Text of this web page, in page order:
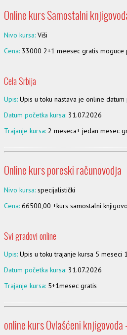
Online kurs Samostalni
Nivo kursa: Viši
Cena: 33000 2+1 meesec gratis moguce
Cela Srbija
Upis: Upis u toku nastava je online
Datum početka kursa: 31.07.2026
Trajanje kursa: 2 meseca+ jedan mesec
Online kurs poreski računovodja
Nivo kursa: specijalistički
Cena: 66500,00 +kurs samostalni
Svi gradovi online
Upis: Upis u toku trajanje kursa 5 meseci
Datum početka kursa: 31.07.2026
Trajanje kursa: 5+1mesec gratis
online kurs Ovlašćeni